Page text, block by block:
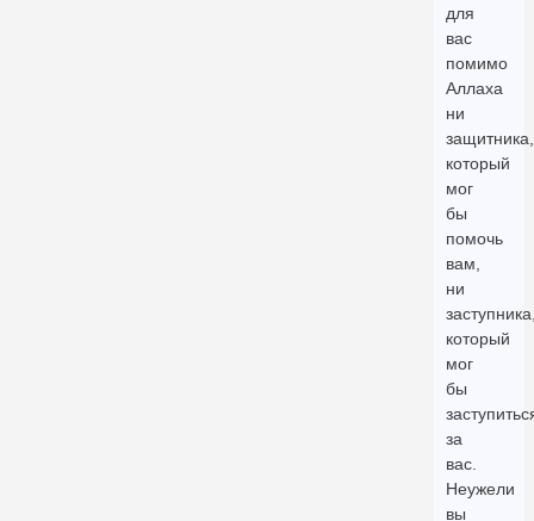
для
вас
помимо
Аллаха
ни
защитника,
который
мог
бы
помочь
вам,
ни
который
мог
бы
за
вас.
Неужели
вы